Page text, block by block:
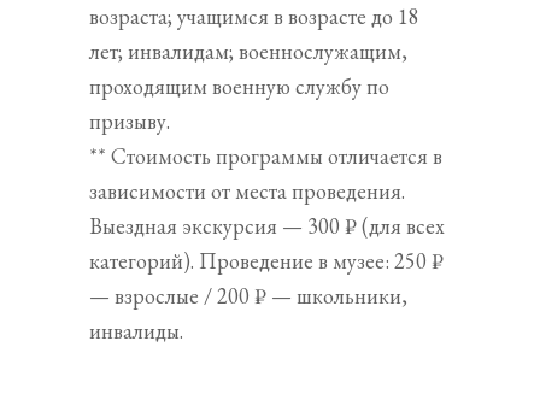
возраста; учащимся в возрасте до 18
лет; инвалидам; военнослужащим,
проходящим военную службу по
призыву.
** Стоимость программы отличается в
зависимости от места проведения.
Выездная экскурсия — 300 ₽ (для всех
категорий). Проведение в музее: 250 ₽
— взрослые / 200 ₽ — школьники,
инвалиды.